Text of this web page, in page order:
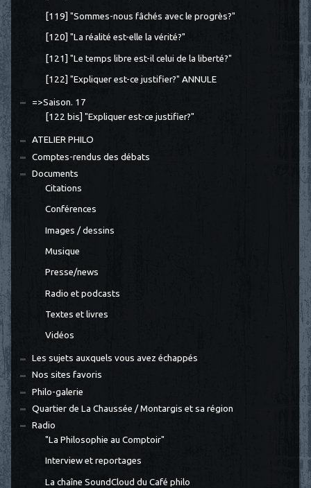
[119] "Sommes-nous fâchés avec le progrès?"
[120] "La réalité est-elle la vérité?"
[121] "Le temps libre est-il celui de la liberté?"
[122] "Expliquer est-ce justifier?" ANNULE
=>Saison. 17
[122 bis] "Expliquer est-ce justifier?"
ATELIER PHILO
Comptes-rendus des débats
Documents
Citations
Conférences
Images / dessins
Musique
Presse/news
Radio et podcasts
Textes et livres
Vidéos
Les sujets auxquels vous avez échappés
Nos sites favoris
Philo-galerie
Quartier de La Chaussée / Montargis et sa région
Radio
"La Philosophie au Comptoir"
Interview et reportages
La chaîne SoundCloud du Café philo